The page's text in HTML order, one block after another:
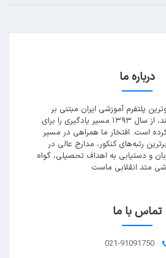
درباره ما
پلتفرم آموزشی ایران مبتنی بر
فلش‌کارت‌های هوشمند، از سال ۱۳۹۳ مسیر یادگیری را برای
است. افتخار ما همراهی در مسیر
رتبه‌های کنکور، مدارج عالی در
و دستیابی به اهداف تحصیلی، گواه
متد انقلابی ماست
تماس با ما
021-91091750